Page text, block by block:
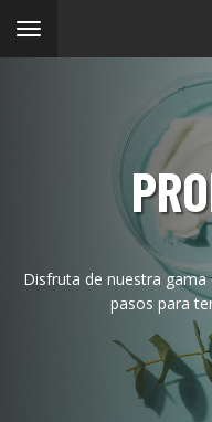
Toggle
navigation
Disfruta de nuestra
pasos para